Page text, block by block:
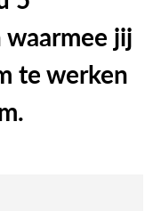
jij
te werken